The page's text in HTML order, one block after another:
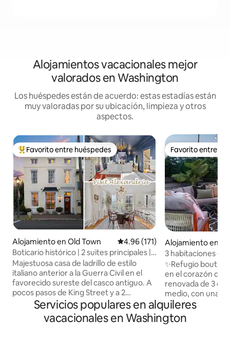
Alojamientos vacacionales mejor
valorados en Washington
Los huéspedes están de acuerdo: estas estadías están
muy valoradas por su ubicación, limpieza y otros
aspectos.
Favorito entre huéspedes preferido
Favorito entre huéspedes
Alojamiento en Old Town Calificación promedio: 4.96 de
4.96 (171)
Boticario histórico | 2 suites principales |
Casco antiguo
Majestuosa casa de ladrillo de estilo
italiano anterior a la Guerra Civil en el
favorecido sureste del casco antiguo. A
pocos pasos de King Street y a 2
manzanas del paseo marítimo, ¡la
ubicación es inmejorable! Esta casa de 3
pisos establecida en el siglo XIX sirvió
Favorito entre
Favorito entre
Alojamiento en
3 habitaciones
convenciones|
✨Refugio
en el corazón de Shaw Casa
renovada de 3
medio, con una
azotea con una
agua, un
privado y una
Servicios populares en alquileres
vacacionales en Washington